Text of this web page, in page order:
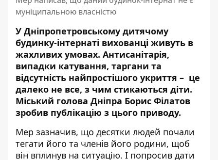
муніципальною власністю
У Дніпропетровському дитячому
будинку-інтернаті вихованці живуть в
жахливих умовах. Антисанітарія,
випадки катування, таргани та
відсутність найпростішого укриття – це
далеко не все, з чим стикаються діти.
Міський голова Дніпра Борис Філатов
зробив публікацію з цього приводу.
Мер зазначив, що десятки людей почали
тегати його та членів його родини, щоб
він вплинув на ситуацію. І попросив дати